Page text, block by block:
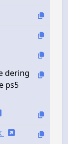
dering
ps5